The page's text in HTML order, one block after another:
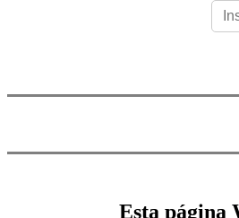
Esta página